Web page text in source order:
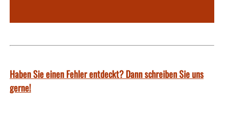
Haben Sie einen Fehler entdeckt? Dann schreiben Sie uns
gerne!